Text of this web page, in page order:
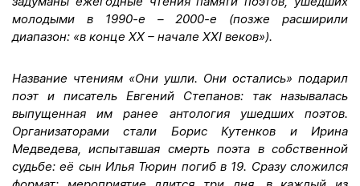
молодыми в 1990-е – 2000-е (позже расширили
диапазон: «в конце XX – начале XXI веков»).
Название чтениям «Они ушли. Они остались» подарил
поэт и писатель Евгений Степанов: так называлась
выпущенная им ранее антология ушедших поэтов.
Организаторами стали Борис Кутенков и Ирина
Медведева, испытавшая смерть поэта в собственной
судьбе: её сын Илья Тюрин погиб в 19. Сразу сложился